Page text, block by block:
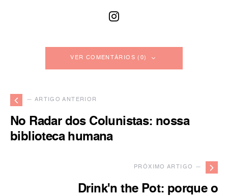
VER COMENTÁRIOS (0)
— ARTIGO ANTERIOR
No Radar dos Colunistas: nossa
biblioteca humana
PRÓXIMO ARTIGO —
Drink'n the Pot: porque o